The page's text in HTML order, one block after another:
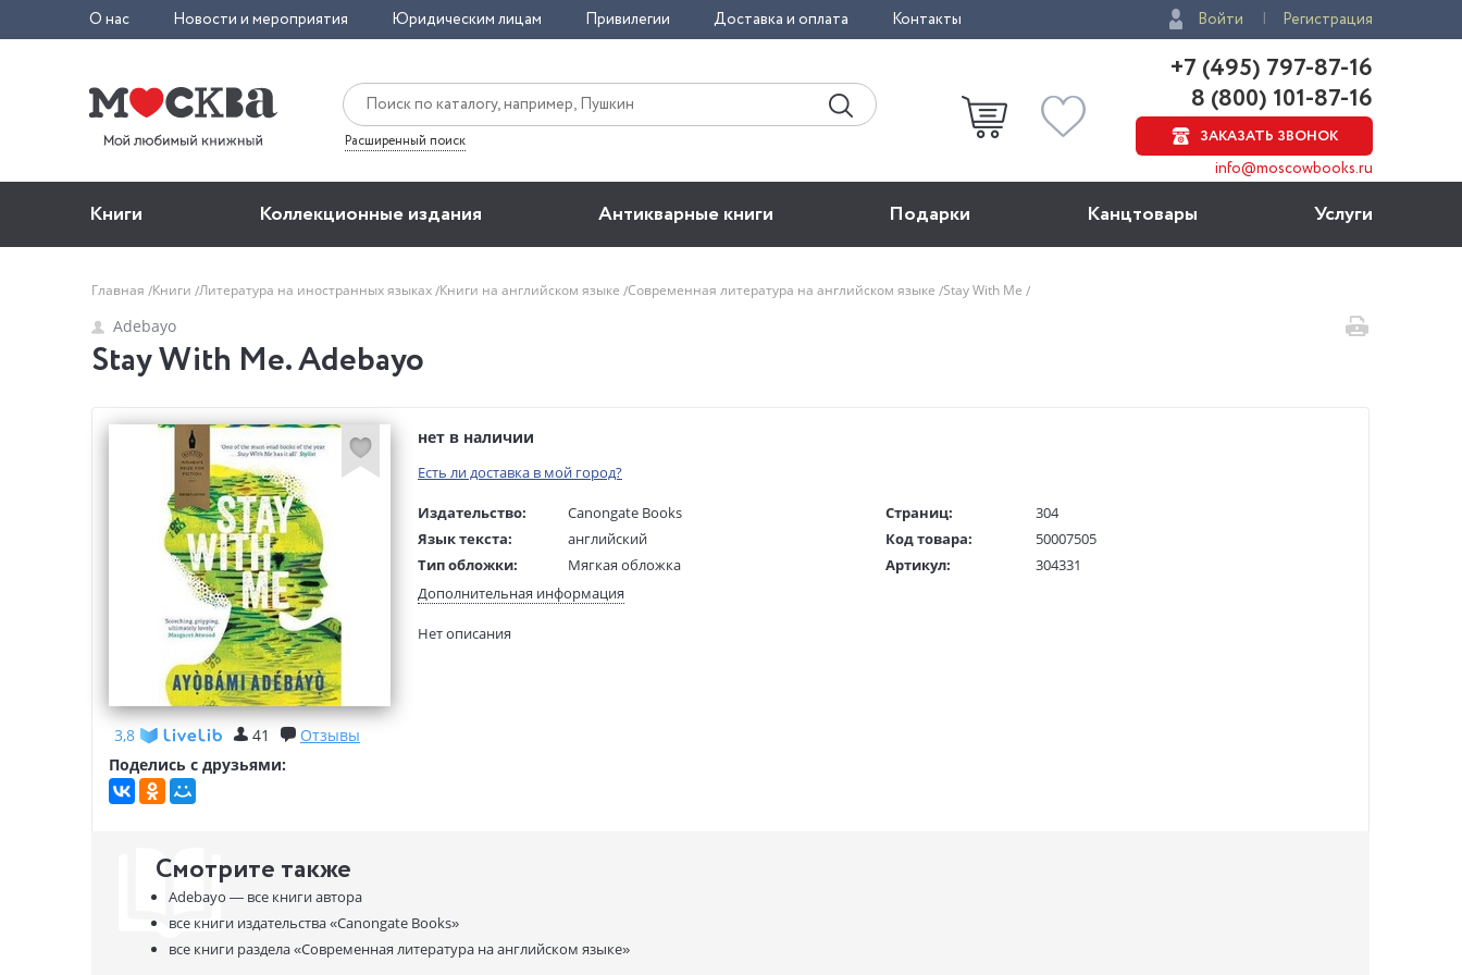
О нас Новости и мероприятия Юридическим лицам Привилегии Доставка и оплата Контакты Войти Регистрация
Расширенный поиск
+7 (495) 797-87-16
8 (800) 101-87-16
ЗАКАЗАТЬ ЗВОНОК
info@moscowbooks.ru
Книги Коллекционные издания Антикварные книги Подарки Канцтовары Услуги
Главная Книги Литература на иностранных языках Книги на английском языке Современная литература на английском языке Stay With Me
Adebayo
Stay With Me. Adebayo
3,8 41
Отзывы
Поделись с друзьями:
нет в наличии
Есть ли доставка в мой город?
Издательство:
Canongate Books
Язык текста:
английский
Тип обложки:
Мягкая обложка
Размеры в мм
240x160x30
Вес:
Страниц:
304
Код товара:
50007505
Артикул:
304331
Дополнительная информация
Нет описания
Смотрите также
Adebayo — все книги автора
все книги издательства«Canongate Books»
все книги раздела«Современная литература на английском языке»